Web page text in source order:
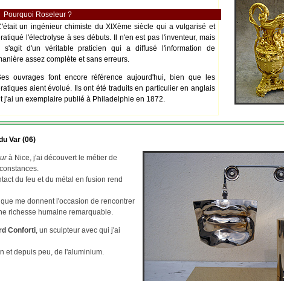
Pourquoi Roseleur ?
un ingénieur chimiste du XIXème siècle qui a vulgarisé et
l'électrolyse à ses débuts. Il n'en est pas l'inventeur, mais
s'agit d'un véritable praticien qui a diffusé l'information de
assez complète et sans erreurs.
ouvrages font encore référence aujourd'hui, bien que les
aient évolué. Ils ont été traduits en particulier en anglais
j'ai un exemplaire publié à Philadelphie en 1872.
Var (06)
à Nice, j'ai découvert le métier de
du feu et du métal en fusion rend
me donnent l'occasion de rencontrer
richesse humaine remarquable.
Conforti, un sculpteur avec qui j'ai
et depuis peu, de l'aluminium.